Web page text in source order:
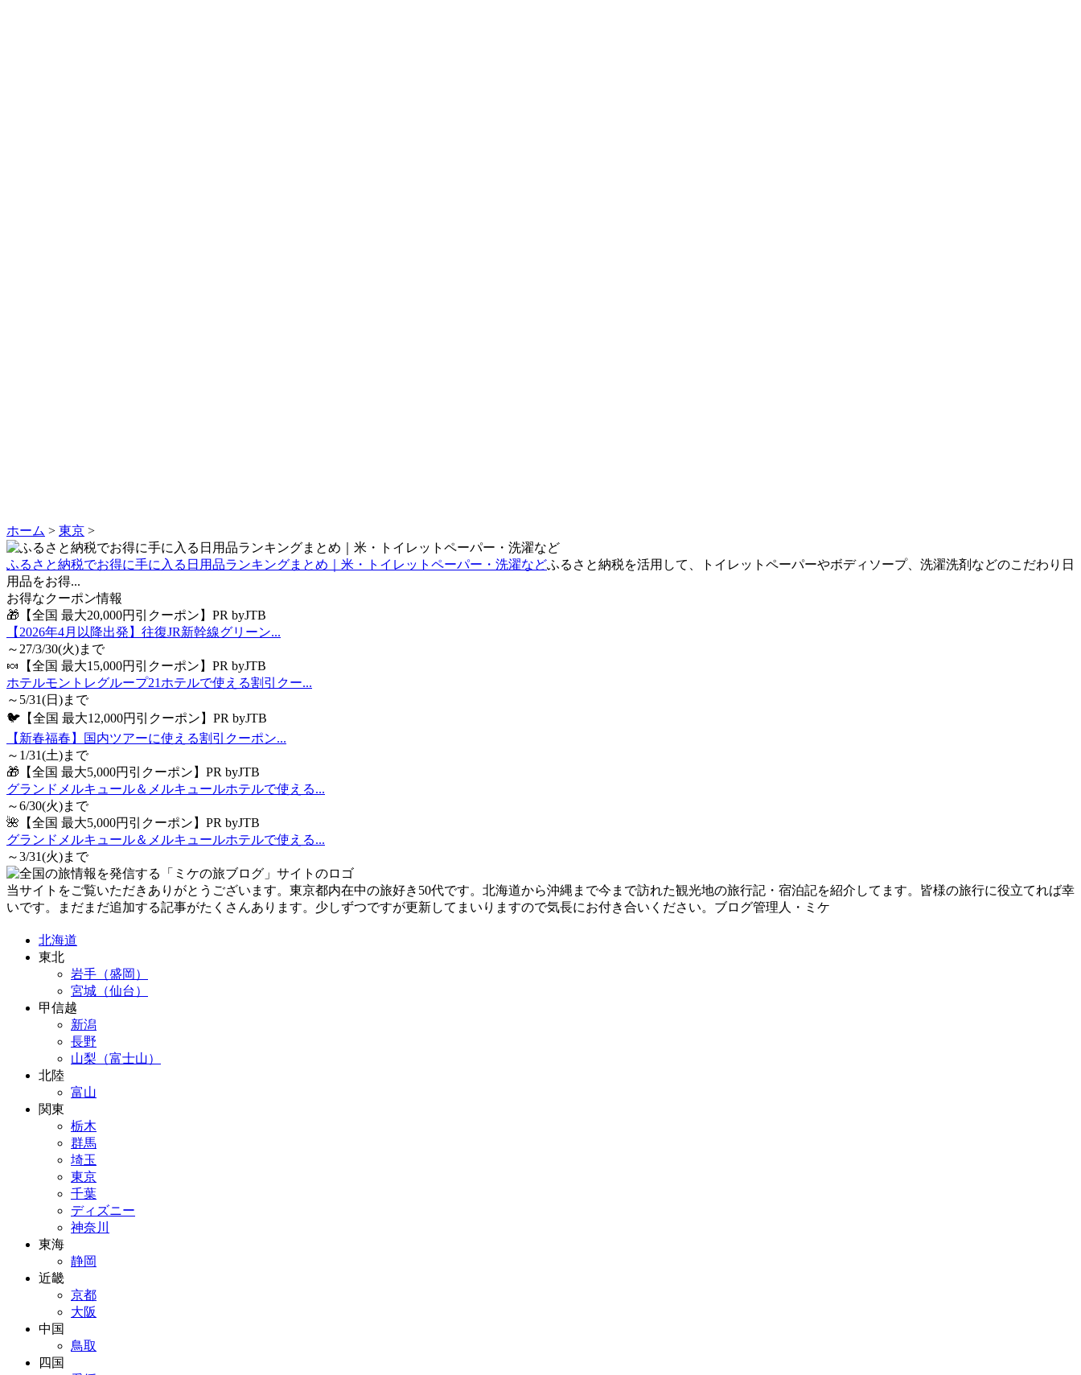
ホーム > 東京 >
ふるさと納税でお得に手に入る日用品ランキングまとめ｜米・トイレットペーパー・洗濯などふるさと納税を活用して、トイレットペーパーやボディソープ、洗濯洗剤などのこだわり日
用品をお得...
お得なクーポン情報
🎁【全国 最大20,000円引クーポン】PR byJTB
【2026年4月以降出発】往復JR新幹線グリーン...
～27/3/30(火)まで
🍬【全国 最大15,000円引クーポン】PR byJTB
ホテルモントレグループ21ホテルで使える割引クー...
～5/31(日)まで
🐦【全国 最大12,000円引クーポン】PR byJTB
【新春福春】国内ツアーに使える割引クーポン...
～1/31(土)まで
🎁【全国 最大5,000円引クーポン】PR byJTB
グランドメルキュール＆メルキュールホテルで使える...
～6/30(火)まで
🌺【全国 最大5,000円引クーポン】PR byJTB
グランドメルキュール＆メルキュールホテルで使える...
～3/31(火)まで
当サイトをご覧いただきありがとうございます。東京都内在中の旅好き50代です。北海道から沖縄まで今まで訪れた観光地の旅行記・宿泊記を紹介してます。皆様の旅行に役立てれば幸
いです。まだまだ追加する記事がたくさんあります。少しずつですが更新してまいりますので気長にお付き合いください。ブログ管理人・ミケ
北海道
東北
岩手（盛岡）
宮城（仙台）
甲信越
新潟
長野
山梨（富士山）
北陸
富山
関東
栃木
群馬
埼玉
東京
千葉
ディズニー
神奈川
東海
静岡
近畿
京都
大阪
中国
鳥取
四国